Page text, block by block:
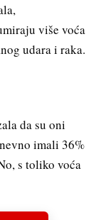
više voća
udara i raka.
da su oni
imali 36%
s toliko voća